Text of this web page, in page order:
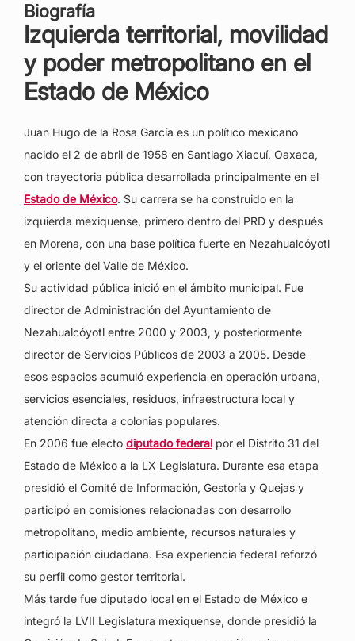
Biografía
Izquierda territorial, movilidad
y poder metropolitano en el
Estado de México
Juan Hugo de la Rosa García es un político mexicano
nacido el 2 de abril de 1958 en Santiago Xiacuí, Oaxaca,
con trayectoria pública desarrollada principalmente en el
Estado de México. Su carrera se ha construido en la
izquierda mexiquense, primero dentro del PRD y después
en Morena, con una base política fuerte en Nezahualcóyotl
y el oriente del Valle de México.
Su actividad pública inició en el ámbito municipal. Fue
director de Administración del Ayuntamiento de
Nezahualcóyotl entre 2000 y 2003, y posteriormente
director de Servicios Públicos de 2003 a 2005. Desde
esos espacios acumuló experiencia en operación urbana,
servicios esenciales, residuos, infraestructura local y
atención directa a colonias populares.
En 2006 fue electo diputado federal por el Distrito 31 del
Estado de México a la LX Legislatura. Durante esa etapa
presidió el Comité de Información, Gestoría y Quejas y
participó en comisiones relacionadas con desarrollo
metropolitano, medio ambiente, recursos naturales y
participación ciudadana. Esa experiencia federal reforzó
su perfil como gestor territorial.
Más tarde fue diputado local en el Estado de México e
integró la LVII Legislatura mexiquense, donde presidió la